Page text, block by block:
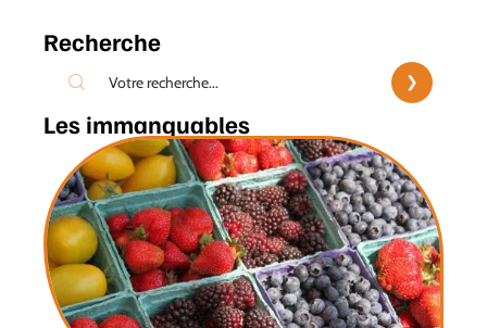
Recherche
Les immanquables